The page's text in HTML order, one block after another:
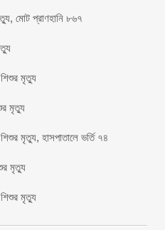
মোট প্রাণহানি ৮৬৭
মৃত্যু
মৃত্যু
মৃত্যু, হাসপাতালে ভর্তি ৭৪
মৃত্যু
মৃত্যু